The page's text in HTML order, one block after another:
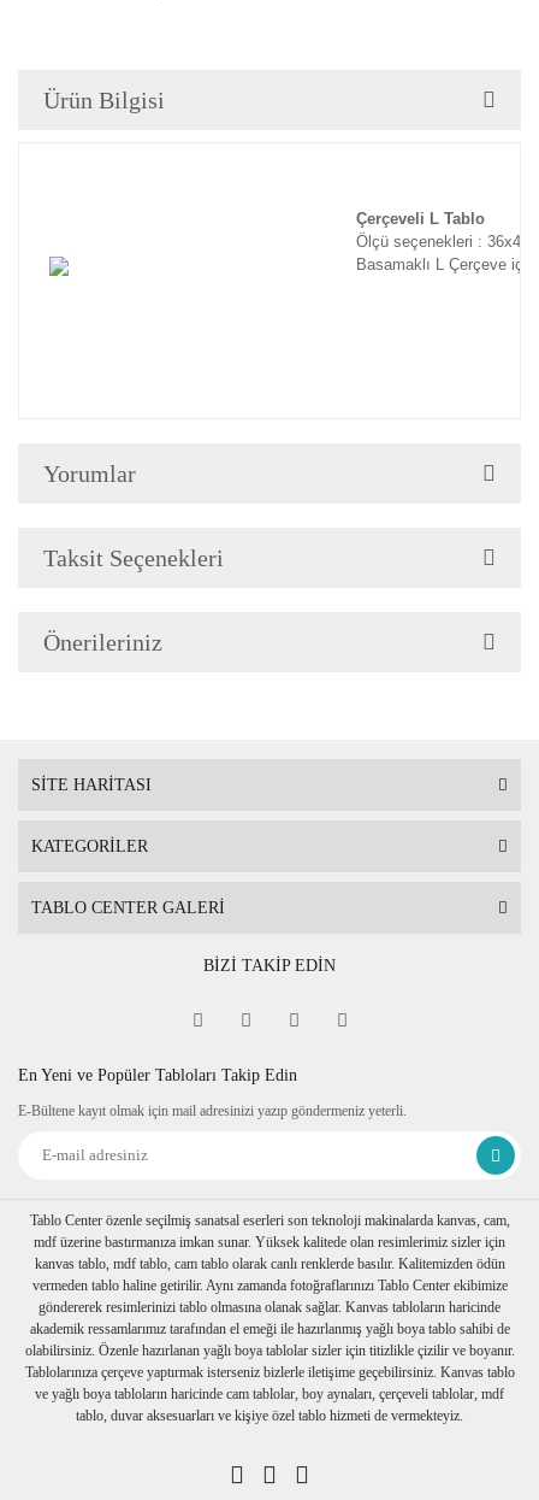
Ürün Bilgisi
Çerçeveli L Tablo
Ölçü seçenekleri :
Basamaklı L Çerçeve
Nakliye sırasında hasar
Yorumlar
Taksit Seçenekleri
Önerileriniz
SİTE HARİTASI
KATEGORİLER
TABLO CENTER GALERİ
BİZİ TAKİP EDİN
En Yeni ve Popüler Tabloları Takip Edin
E-Bültene kayıt olmak için mail adresinizi yazıp göndermeniz yeterli.
Tablo Center özenle seçilmiş sanatsal eserleri son teknoloji makinalarda kanvas, cam,
mdf üzerine bastırmanıza imkan sunar. Yüksek kalitede olan resimlerimiz sizler için
kanvas tablo, mdf tablo, cam tablo olarak canlı renklerde basılır. Kalitemizden ödün
vermeden tablo haline getirilir. Aynı zamanda fotoğraflarınızı Tablo Center ekibimize
göndererek resimlerinizi tablo olmasına olanak sağlar. Kanvas tabloların haricinde
akademik ressamlarımız tarafından el emeği ile hazırlanmış yağlı boya tablo sahibi de
olabilirsiniz. Özenle hazırlanan yağlı boya tablolar sizler için titizlikle çizilir ve boyanır.
Tablolarınıza çerçeve yaptırmak isterseniz bizlerle iletişime geçebilirsiniz. Kanvas tablo
ve yağlı boya tabloların haricinde cam tablolar, boy aynaları, çerçeveli tablolar, mdf
tablo, duvar aksesuarları ve kişiye özel tablo hizmeti de vermekteyiz.